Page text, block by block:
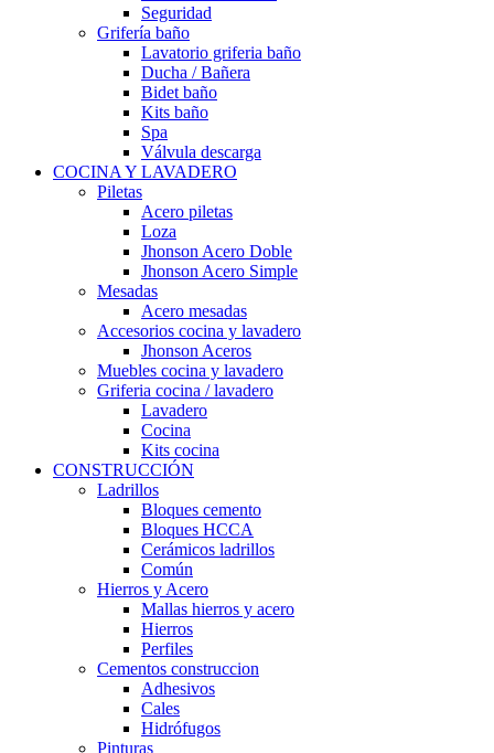
Seguridad
Grifería baño
Lavatorio griferia baño
Ducha / Bañera
Bidet baño
Kits baño
Spa
Válvula descarga
COCINA Y LAVADERO
Piletas
Acero piletas
Loza
Jhonson Acero Doble
Jhonson Acero Simple
Mesadas
Acero mesadas
Accesorios cocina y lavadero
Jhonson Aceros
Muebles cocina y lavadero
Griferia cocina / lavadero
Lavadero
Cocina
Kits cocina
CONSTRUCCIÓN
Ladrillos
Bloques cemento
Bloques HCCA
Cerámicos ladrillos
Común
Hierros y Acero
Mallas hierros y acero
Hierros
Perfiles
Cementos construccion
Adhesivos
Cales
Hidrófugos
Pinturas